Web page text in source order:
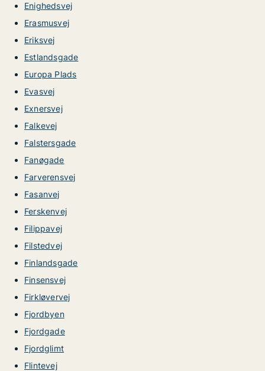
Enighedsvej
Erasmusvej
Eriksvej
Estlandsgade
Europa Plads
Evasvej
Exnersvej
Falkevej
Falstersgade
Fanøgade
Farverensvej
Fasanvej
Ferskenvej
Filippavej
Filstedvej
Finlandsgade
Finsensvej
Firkløvervej
Fjordbyen
Fjordgade
Fjordglimt
Flintevej